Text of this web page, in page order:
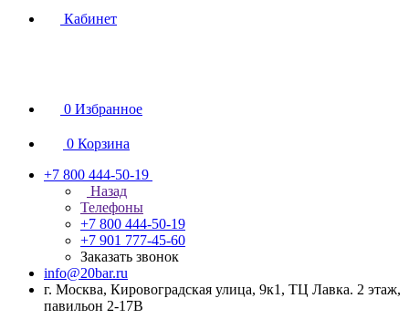
Кабинет
0 Избранное
0 Корзина
+7 800 444-50-19
Назад
Телефоны
+7 800 444-50-19
+7 901 777-45-60
Заказать звонок
info@20bar.ru
г. Москва, Кировоградская улица, 9к1, ТЦ Лавка. 2 этаж,
павильон 2-17В